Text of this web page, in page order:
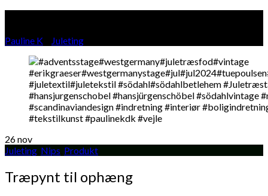
Pauline K Juleting
26nov
Juleting Nips Produkt
Træpynt til ophæng